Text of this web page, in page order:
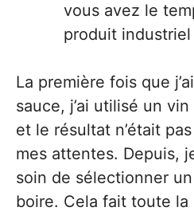
vous avez le
produit
La première fois que
sauce, j’ai utilisé un
et le résultat n’était
mes attentes. Depuis,
soin de sélectionner un
boire. Cela fait toute la